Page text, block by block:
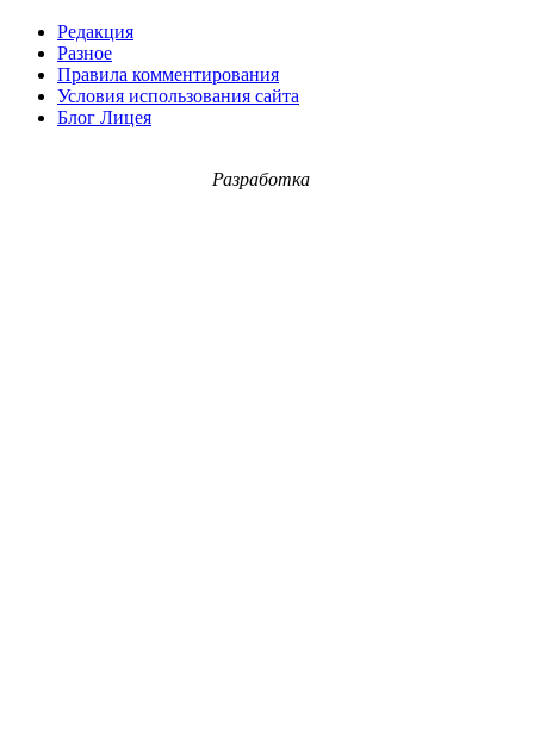
Редакция
Разное
Правила комментирования
Условия использования сайта
Блог Лицея
Разработка